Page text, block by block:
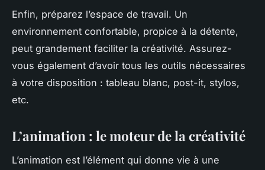
Enfin, préparez l’espace de travail. Un
environnement confortable, propice à la détente,
peut grandement faciliter la créativité. Assurez-
vous également d’avoir tous les outils nécessaires
à votre disposition : tableau blanc, post-it, stylos,
etc.
L’animation : le moteur de la créativité
L’animation est l’élément qui donne vie à une